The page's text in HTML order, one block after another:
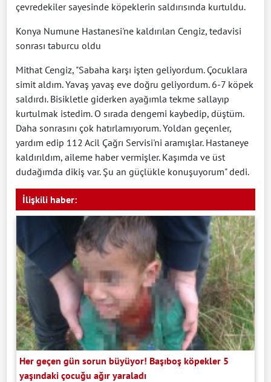
çevredekiler sayesinde köpeklerin saldırısında kurtuldu.
Konya Numune Hastanesi'ne kaldırılan Cengiz, tedavisi
sonrası taburcu oldu
Mithat Cengiz, "Sabaha karşı işten geliyordum. Çocuklara
simit aldım. Yavaş yavaş eve doğru geliyordum. 6-7 köpek
saldırdı. Bisikletle giderken ayağımla tekme sallayıp
kurtulmak istedim. O sırada dengemi kaybedip, düştüm.
Daha sonrasını çok hatırlamıyorum. Yoldan geçenler,
yardım edip 112 Acil Çağrı Servisi'ni aramışlar. Hastaneye
kaldırıldım, aileme haber vermişler. Kaşımda ve üst
dudağımda dikiş var. Şu an güçlükle konuşuyorum" dedi.
İlişkili haber:
Her geçen gün sorun büyüyor! Başıboş köpekler 5
yaşındaki çocuğu ağır yaraladı